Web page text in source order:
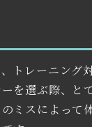
トレーニング
を選ぶ際、と
ミスによって